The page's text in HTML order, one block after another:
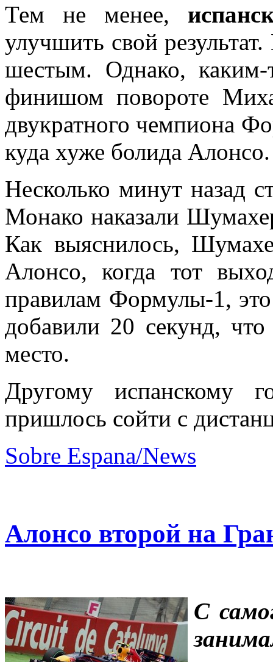
Тем не менее,
улучшить свой
шестым. Однако,
финишом повороте
двукратного чемпиона
куда хуже болида Алонсо.
Несколько минут назад
Монако наказали
Как выяснилось,
Алонсо, когда тот
правилам Формулы-1,
добавили 20 секунд,
место.
Другому испанскому
пришлось сойти с
Sobre Espana/News
Алонсо второй на
С